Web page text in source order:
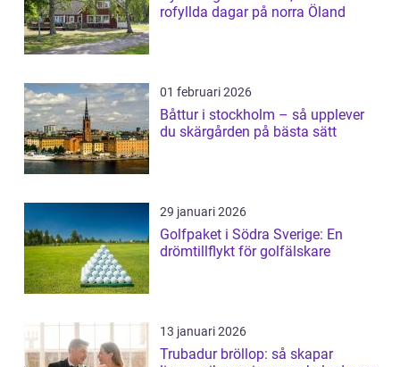
rofyllda dagar på norra Öland
01 februari 2026
Båttur i stockholm – så upplever
du skärgården på bästa sätt
29 januari 2026
Golfpaket i Södra Sverige: En
drömtillflykt för golfälskare
13 januari 2026
Trubadur bröllop: så skapar